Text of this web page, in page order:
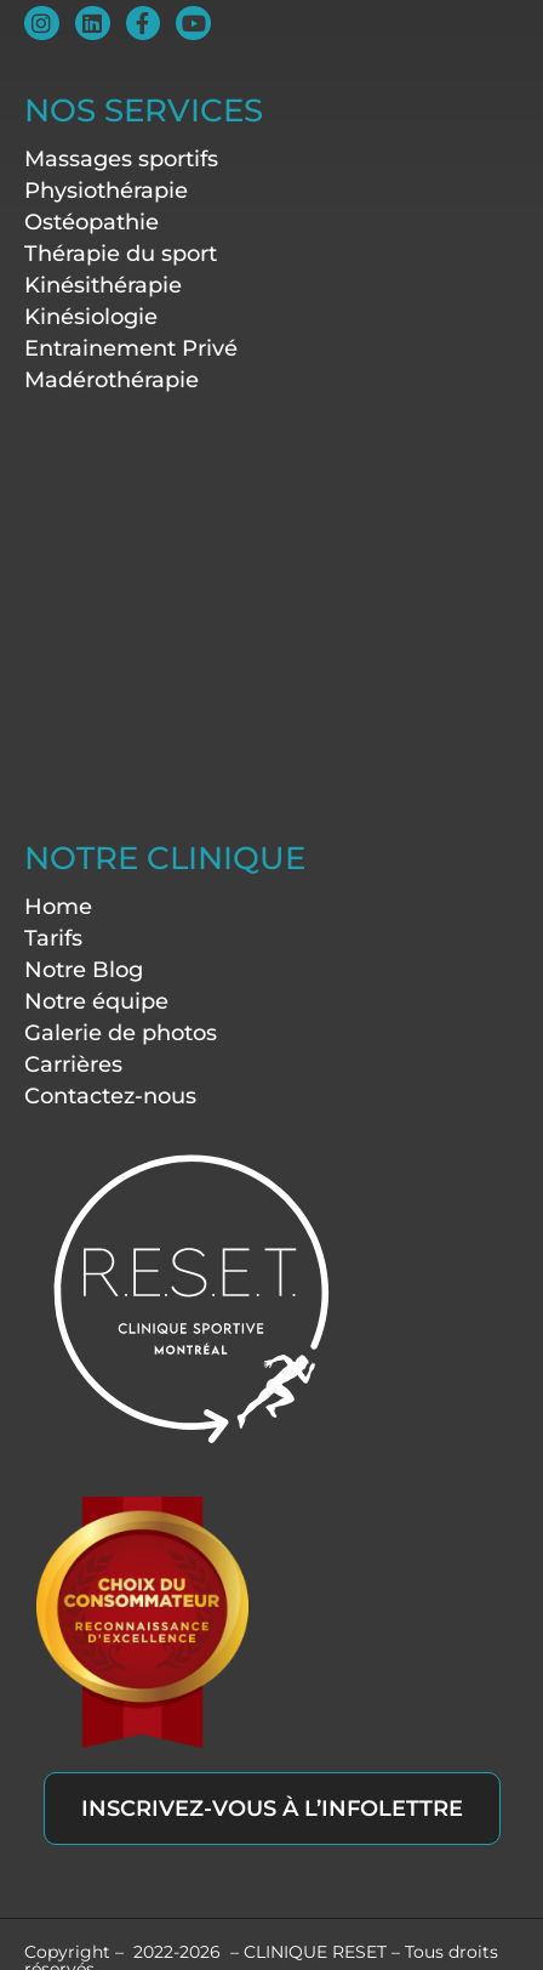
I
n
a
g
r
a
m
L
i
e
d
n
F
a
b
o
k
-
f
Y
o
u
b
e
NOS SERVICES
Massages sportifs
Physiothérapie
Ostéopathie
Thérapie du sport
Kinésithérapie
Kinésiologie
Entrainement Privé
Madérothérapie
NOTRE CLINIQUE
Home
Tarifs
Notre Blog
Notre équipe
Galerie de photos
Carrières
Contactez-nous
INSCRIVEZ-VOUS À L’INFOLETTRE
Copyright – 2022-2026 – CLINIQUE RESET – Tous droits